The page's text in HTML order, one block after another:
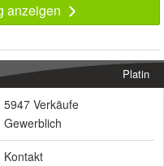
anzeigen
Platin
5947 Verkäufe
Gewerblich
Kontakt